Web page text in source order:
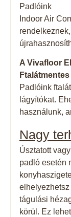
Padlóink
Indoor Air
A Vivafloor
Ftalátmentes
Padlóink
lágyítókat.
használunk,
Nagy
Úsztatott
padló esetén
tágulási
körül. Ez